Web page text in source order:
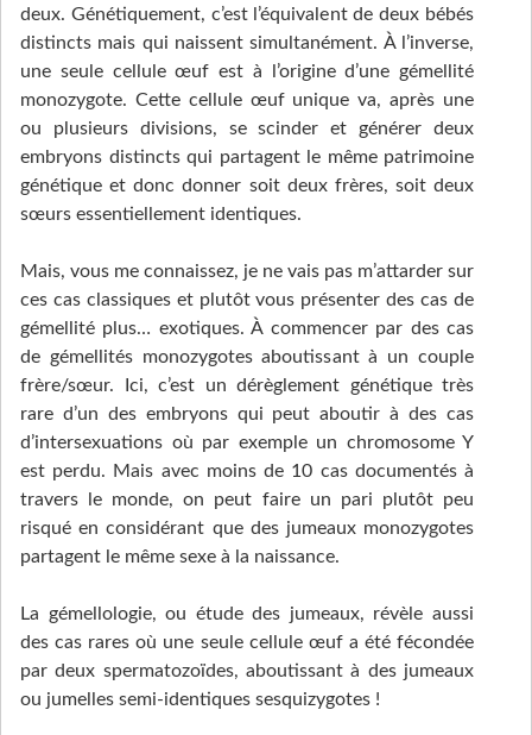
deux. Génétiquement, c’est l’équivalent de deux bébés
distincts mais qui naissent simultanément. À l’inverse,
une seule cellule œuf est à l’origine d’une gémellité
monozygote. Cette cellule œuf unique va, après une
ou plusieurs divisions, se scinder et générer deux
embryons distincts qui partagent le même patrimoine
génétique et donc donner soit deux frères, soit deux
sœurs essentiellement identiques.
Mais, vous me connaissez, je ne vais pas m’attarder sur
ces cas classiques et plutôt vous présenter des cas de
gémellité plus… exotiques. À commencer par des cas
de gémellités monozygotes aboutissant à un couple
frère/sœur. Ici, c’est un dérèglement génétique très
rare d’un des embryons qui peut aboutir à des cas
d’intersexuations où par exemple un chromosome Y
est perdu. Mais avec moins de 10 cas documentés à
travers le monde, on peut faire un pari plutôt peu
risqué en considérant que des jumeaux monozygotes
partagent le même sexe à la naissance.
La gémellologie, ou étude des jumeaux, révèle aussi
des cas rares où une seule cellule œuf a été fécondée
par deux spermatozoïdes, aboutissant à des jumeaux
ou jumelles semi-identiques sesquizygotes !